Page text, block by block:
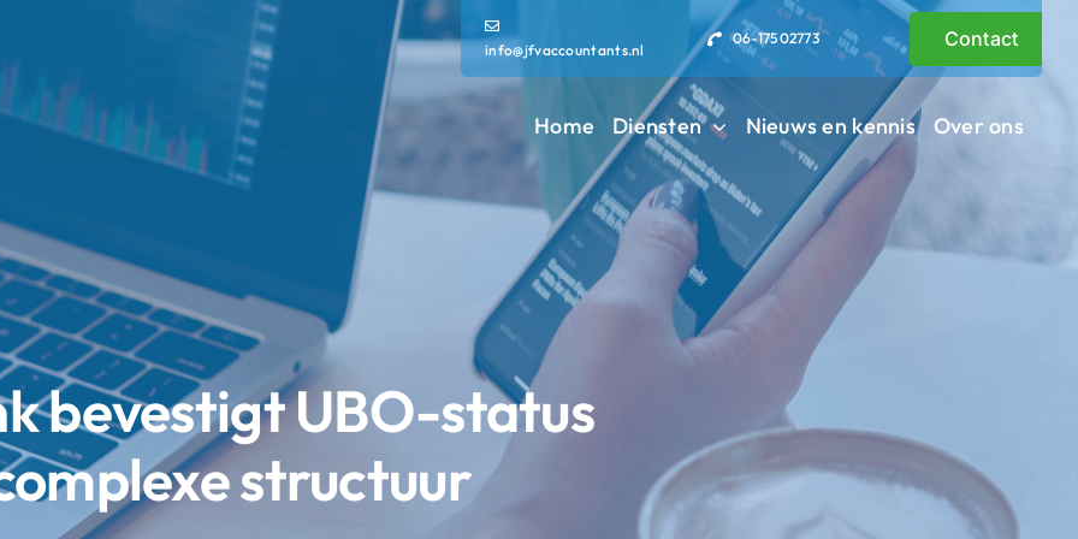
info@jfvaccountants.nl
06-17502773 Contact
Home Diensten Nieuws en kennis Over ons
bevestigt UBO-status
structuur